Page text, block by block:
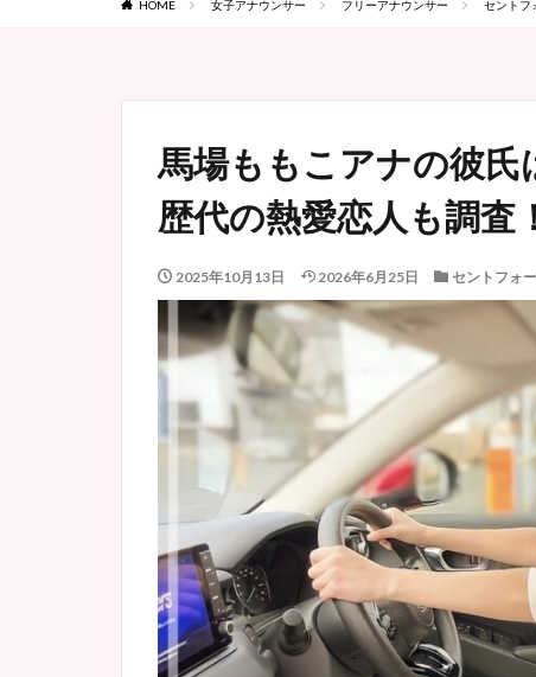
HOME 女子アナウンサー フリーアナウンサー セントフ
馬場ももこアナの彼
歴代の熱愛恋人も調査！
2025年10月13日 2026年6月25日 セントフォ